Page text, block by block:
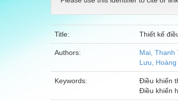
Title: Thiết kế
Authors:
Mai, Thanh
Lưu, Hoàng
Keywords:
Điều khiển
Điều khiển